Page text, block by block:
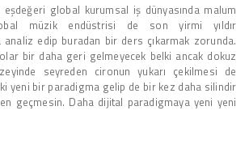
global kurumsal iş dünyasında malum
müzik endüstrisi de son yirmi yıldır
analiz edip buradan bir ders çıkarmak zorunda.
bir daha geri gelmeyecek belki ancak dokuz
seyreden cironun yukarı çekilmesi de
yeni bir paradigma gelip de bir kez daha silindir
geçmesin. Daha dijital paradigmaya yeni yeni